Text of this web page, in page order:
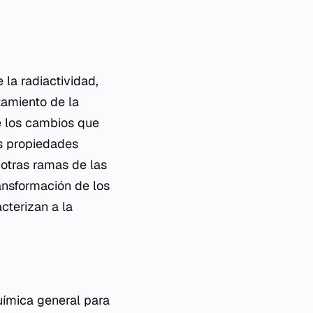
la radiactividad,
de la
los cambios que
propiedades
ramas de las
de los
a la
general para